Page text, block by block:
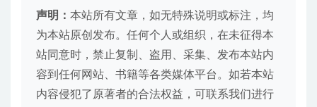
声明： 本站所有文章，如无特殊说明或标注，均
为本站原创发布。任何个人或组织，在未征得本
站同意时，禁止复制、盗用、采集、发布本站内
容到任何网站、书籍等各类媒体平台。如若本站
内容侵犯了原著者的合法权益，可联系我们进行